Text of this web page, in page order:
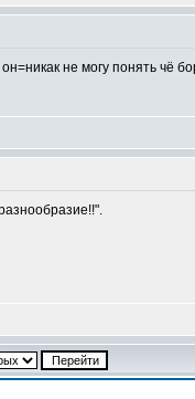
не могу понять чё